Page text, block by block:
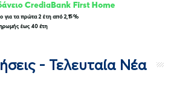
- Τελευταία Νέα